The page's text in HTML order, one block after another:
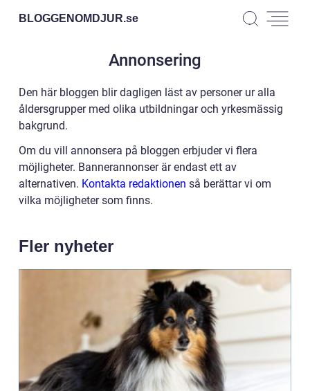
BLOGGENOMDJUR.se
Annonsering
Den här bloggen blir dagligen läst av personer ur alla
åldersgrupper med olika utbildningar och yrkesmässig
bakgrund.
Om du vill annonsera på bloggen erbjuder vi flera
möjligheter. Bannerannonser är endast ett av
alternativen. Kontakta redaktionen så berättar vi om
vilka möjligheter som finns.
Fler nyheter